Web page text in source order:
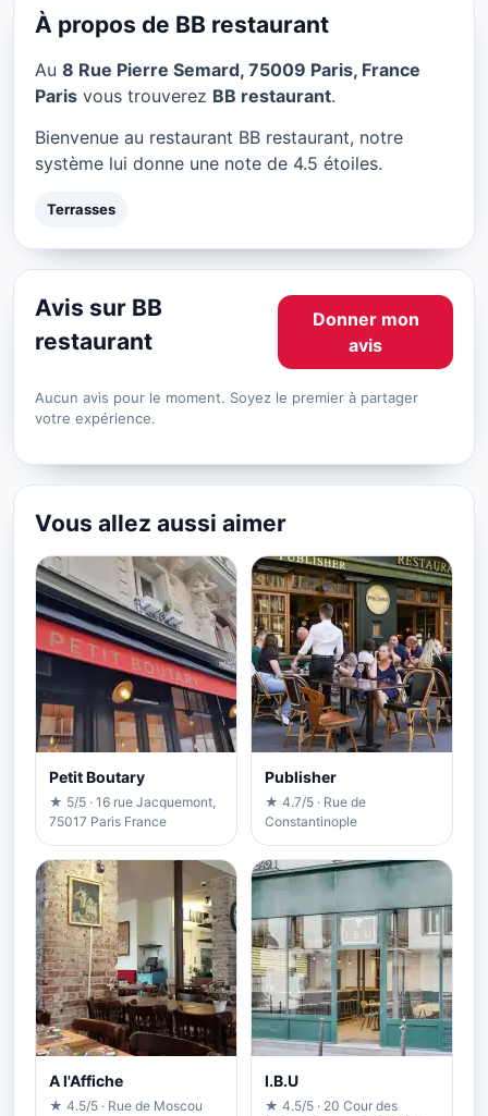
★ 4.5/5
À propos de BB restaurant
Au 8 Rue Pierre Semard, 75009 Paris, France
Paris vous trouverez BB restaurant.
Bienvenue au restaurant BB restaurant, notre
système lui donne une note de 4.5 étoiles.
Terrasses
Avis sur BB
restaurant
Donner mon
avis
Aucun avis pour le moment. Soyez le premier à partager
votre expérience.
Vous allez aussi aimer
Petit Boutary
★ 5/5 · 16 rue Jacquemont,
75017 Paris France
Publisher
★ 4.7/5 · Rue de
Constantinople
A l'Affiche
★ 4.5/5 · Rue de Moscou
I.B.U
★ 4.5/5 · 20 Cour des